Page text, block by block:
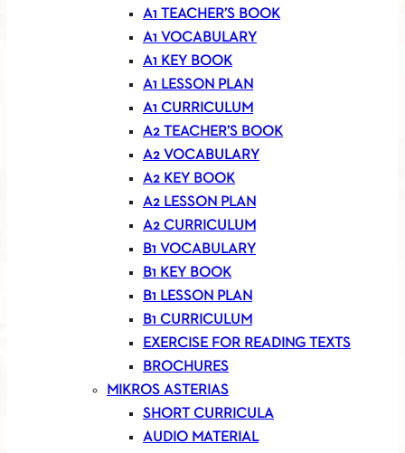
A1 TEACHER’S BOOK
A1 VOCABULARY
A1 KEY BOOK
A1 LESSON PLAN
A1 CURRICULUM
A2 TEACHER’S BOOK
A2 VOCABULARY
A2 KEY BOOK
A2 LESSON PLAN
A2 CURRICULUM
B1 VOCABULARY
B1 KEY BOOK
B1 LESSON PLAN
B1 CURRICULUM
EXERCISE FOR READING TEXTS
BROCHURES
MIKROS ASTERIAS
SHORT CURRICULA
AUDIO MATERIAL